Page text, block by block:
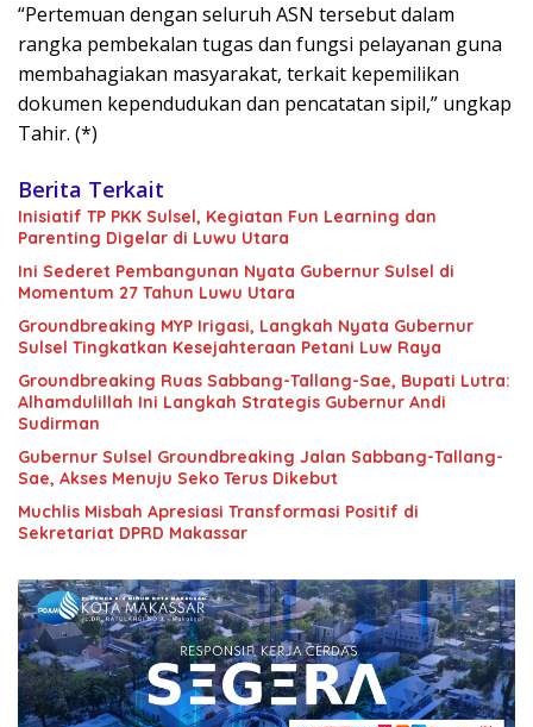
“Pertemuan dengan seluruh ASN tersebut dalam
rangka pembekalan tugas dan fungsi pelayanan guna
membahagiakan masyarakat, terkait kepemilikan
dokumen kependudukan dan pencatatan sipil,” ungkap
Tahir. (*)
Berita Terkait
Inisiatif TP PKK Sulsel, Kegiatan Fun Learning dan
Parenting Digelar di Luwu Utara
Ini Sederet Pembangunan Nyata Gubernur Sulsel di
Momentum 27 Tahun Luwu Utara
Groundbreaking MYP Irigasi, Langkah Nyata Gubernur
Sulsel Tingkatkan Kesejahteraan Petani Luw Raya
Groundbreaking Ruas Sabbang-Tallang-Sae, Bupati Lutra:
Alhamdulillah Ini Langkah Strategis Gubernur Andi
Sudirman
Gubernur Sulsel Groundbreaking Jalan Sabbang-Tallang-
Sae, Akses Menuju Seko Terus Dikebut
Muchlis Misbah Apresiasi Transformasi Positif di
Sekretariat DPRD Makassar